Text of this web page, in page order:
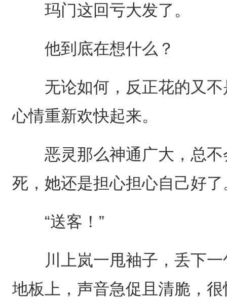
玛门这回亏大发了。
他到底在想什么？
无论如何，反正花的又不
心情重新欢快起来。
恶灵那么神通广大，总不
死，她还是担心担心自己好了
“送客！”
川上岚一甩袖子，丢下一
地板上，声音急促且清脆，